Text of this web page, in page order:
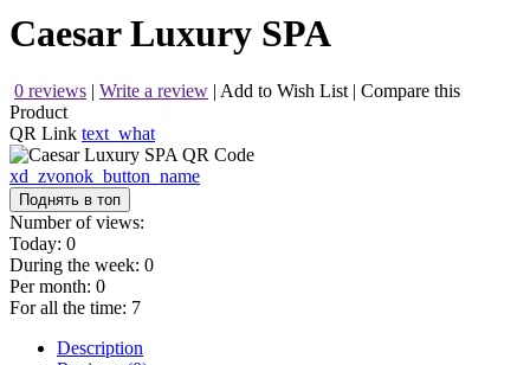
Caesar Luxury SPA
0 reviews | Write a review | Add to Wish List | Compare this
Product
QR Link text_what
xd_zvonok_button_name
Поднять в топ
Number of views:
Today: 0
During the week: 0
Per month: 0
For all the time: 7
Description